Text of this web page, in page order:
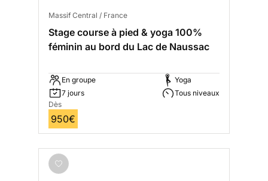
Massif Central / France
Stage course à pied & yoga 100%
féminin au bord du Lac de Naussac
En groupe
7 jours
Yoga
Tous niveaux
Dès
950€